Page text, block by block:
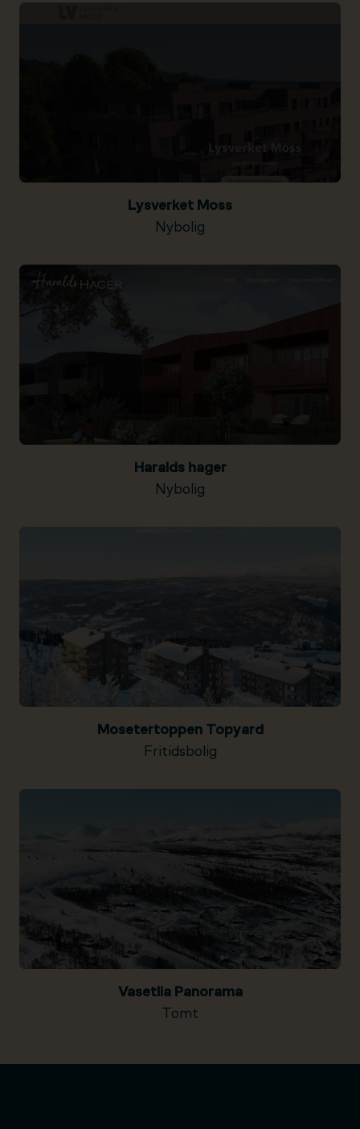
Lysverket Moss
Nybolig
Haralds hager
Nybolig
Mosetertoppen Topyard
Fritidsbolig
Vasetlia Panorama
Tomt